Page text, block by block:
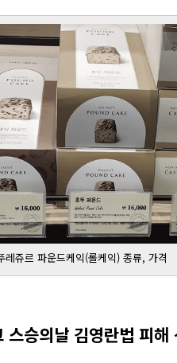
레쥬르 파운드케익(롤케익) 종류, 가격
승의날 김영란법 피해